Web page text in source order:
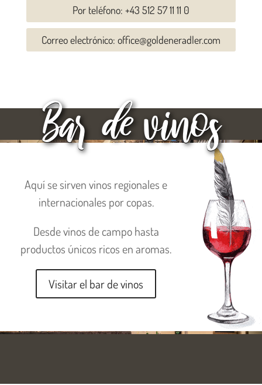
Por teléfono: +43 512 57 11 11 0
Correo electrónico: office@goldeneradler.com
Bar de vinos
Aquí se sirven vinos regionales e
internacionales por copas.
Desde vinos de campo hasta
productos únicos ricos en aromas.
Visitar el bar de vinos